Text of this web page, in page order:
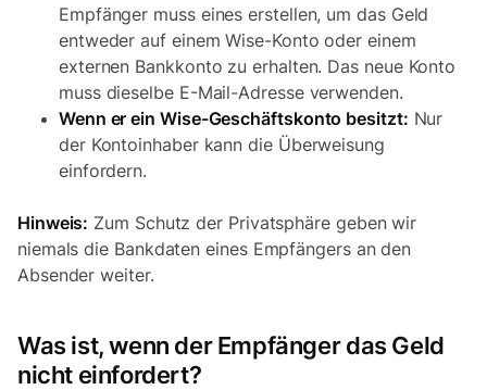
Empfänger muss eines erstellen, um das Geld
entweder auf einem Wise-Konto oder einem
externen Bankkonto zu erhalten. Das neue Konto
muss dieselbe E-Mail-Adresse verwenden.
Wenn er ein Wise-Geschäftskonto besitzt: Nur
der Kontoinhaber kann die Überweisung
einfordern.
Hinweis: Zum Schutz der Privatsphäre geben wir
niemals die Bankdaten eines Empfängers an den
Absender weiter.
Was ist, wenn der Empfänger das Geld
nicht einfordert?